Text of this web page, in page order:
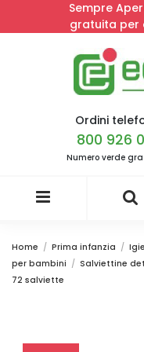
Sempre
gratuita per
Ordini
800 926
Numero verde
Home Prima infanzia
per bambini
Salviettine
72 salviette